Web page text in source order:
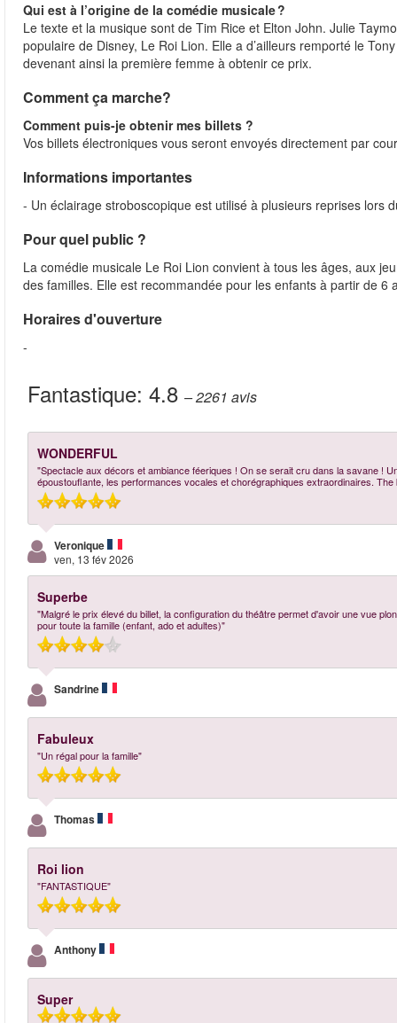
Qui est à l’origine de la comédie musicale ?
Le texte et la musique sont de Tim Rice et Elton John. Julie
populaire de Disney, Le Roi Lion. Elle a d’ailleurs remporté le
devenant ainsi la première femme à obtenir ce prix.
Comment ça marche?
Comment puis-je obtenir mes billets ?
Vos billets électroniques vous seront envoyés directement par
Informations importantes
- Un éclairage stroboscopique est utilisé à plusieurs reprises lors
Pour quel public ?
La comédie musicale Le Roi Lion convient à tous les âges, aux
des familles. Elle est recommandée pour les enfants à partir de
Horaires d'ouverture
-
Fantastique: 4.8 – 2261 avis
WONDERFUL
"Spectacle aux décors et ambiance féeriques ! On se serait cru dans la savane !
époustouflante, les performances vocales et chorégraphiques extraordinaires.
Veronique
ven, 13 fév 2026
Superbe
"Malgré le prix élevé du billet, la configuration du théâtre permet d'avoir une vue
pour toute la famille (enfant, ado et adultes)"
Sandrine
Fabuleux
"Un régal pour la famille"
Thomas
Roi lion
"FANTASTIQUE"
Anthony
Super